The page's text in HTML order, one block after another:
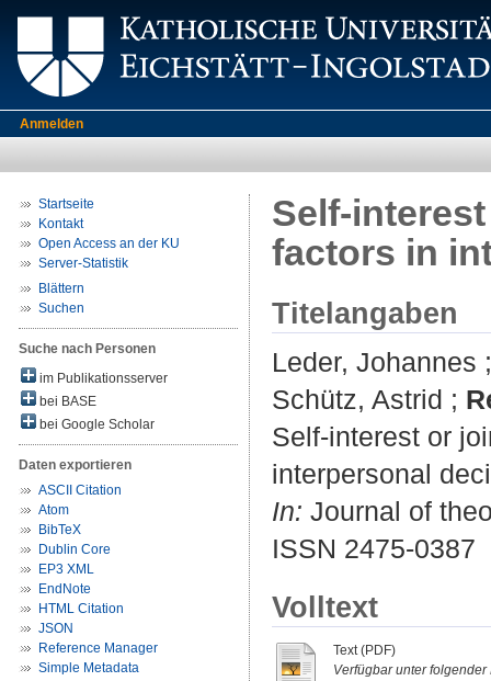
Anmelden
Startseite
Kontakt
Open Access an der KU
Server-Statistik
Blättern
Suchen
Suche nach Personen
im Publikationsserver
bei BASE
bei Google Scholar
Daten exportieren
ASCII Citation
Atom
BibTeX
Dublin Core
EP3 XML
EndNote
HTML Citation
JSON
Reference Manager
Simple Metadata
factors in
Titelangaben
Leder, Johannes
Schütz, Astrid ;
Self‐interest or
interpersonal
In: Journal of
ISSN 2475-0387
Volltext
Text (PDF)
Verfügbar unter folgender